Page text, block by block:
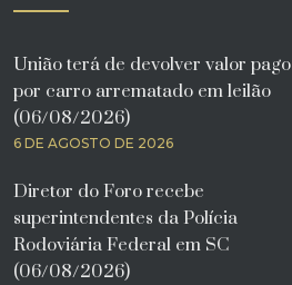
União terá de devolver valor pago
por carro arrematado em leilão
(06/08/2026)
6 DE AGOSTO DE 2026
Diretor do Foro recebe
superintendentes da Polícia
Rodoviária Federal em SC
(06/08/2026)